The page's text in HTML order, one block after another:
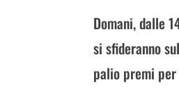
Domani, dalle
si sfideranno
palio premi